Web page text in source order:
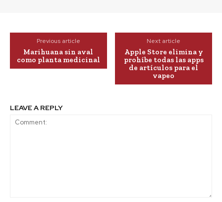
Previous article
Marihuana sin aval
como planta medicinal
Next article
Apple Store elimina y
prohíbe todas las apps
de artículos para el
vapeo
LEAVE A REPLY